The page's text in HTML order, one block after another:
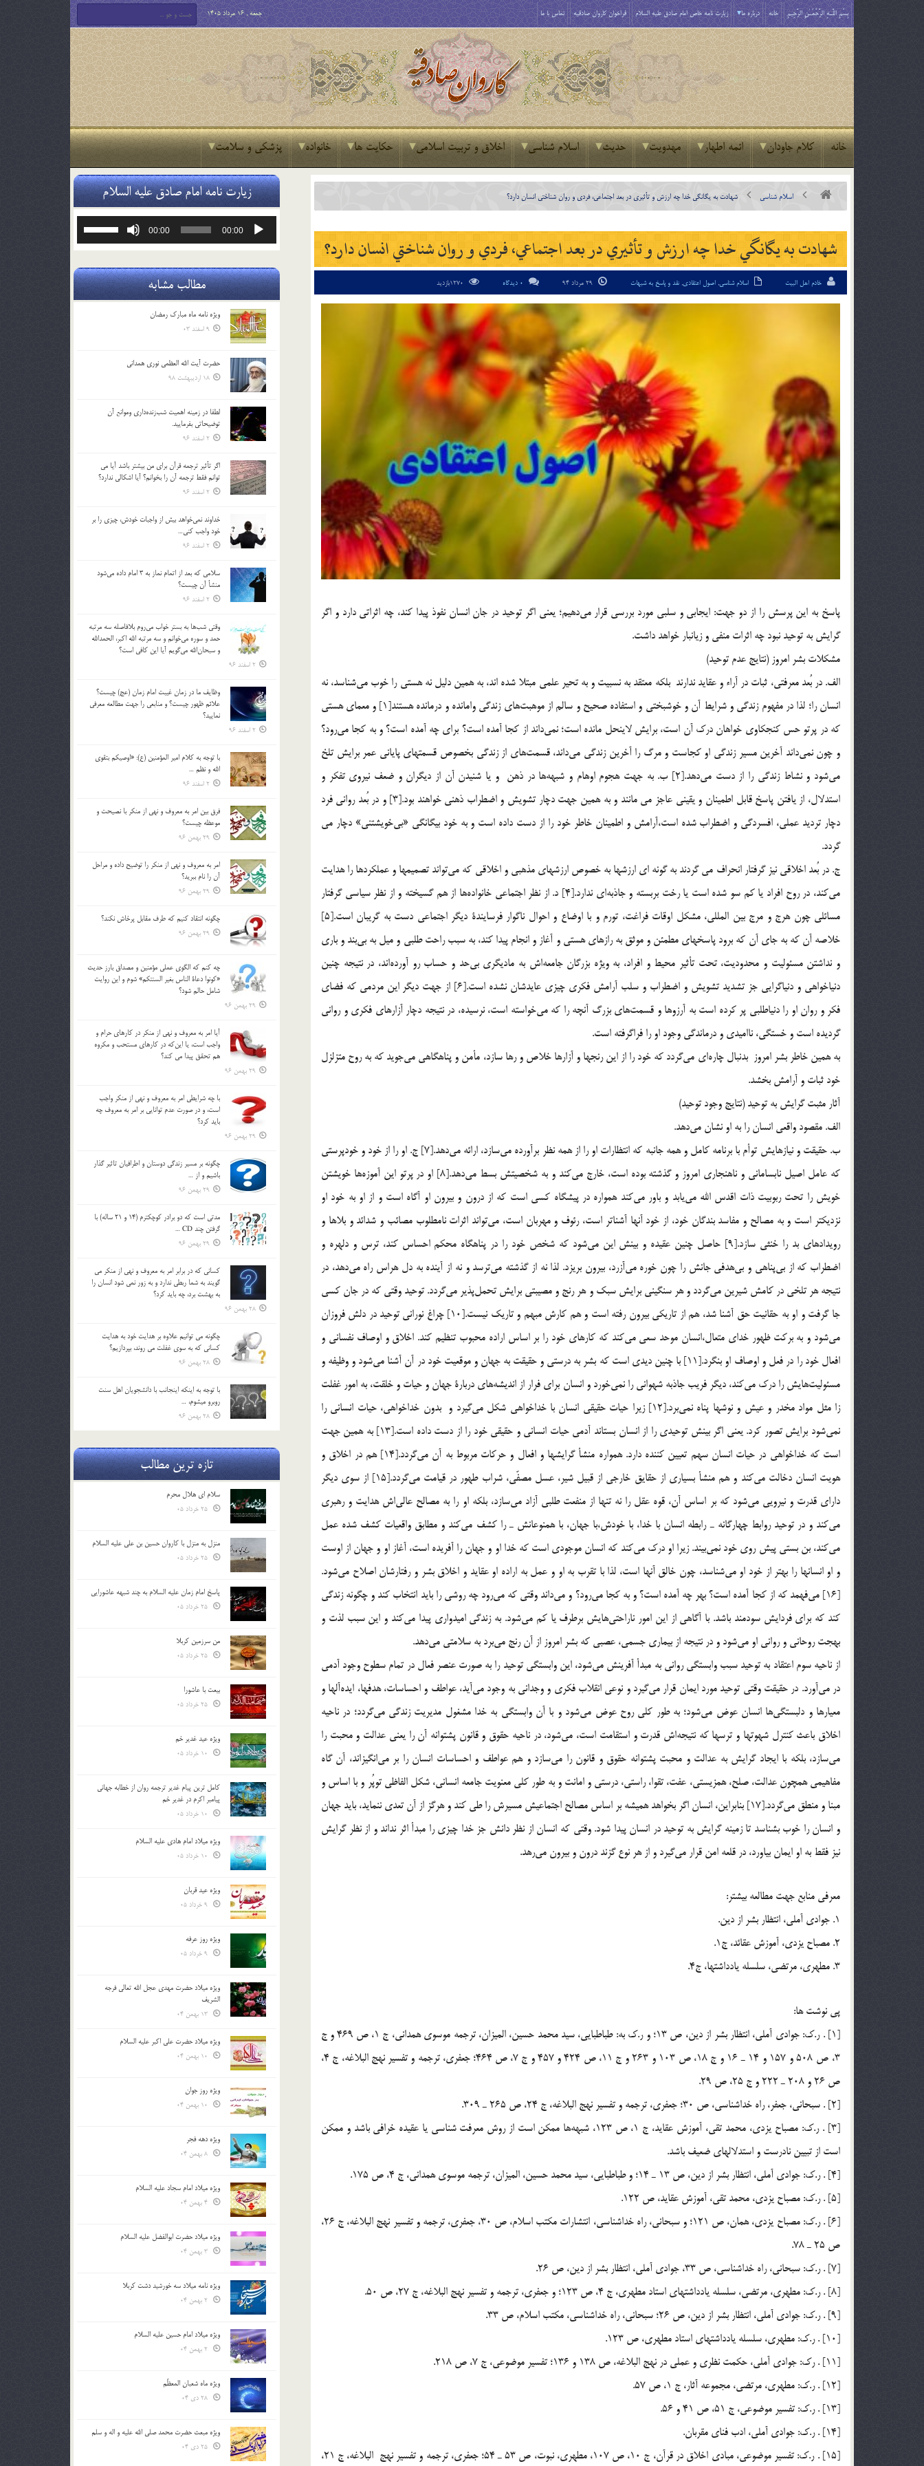
بِسْمِ اللَّـهِ الرَّحْمَـٰنِ الرَّحِيمِ خانه درباره ما زیارت نامه خاص امام صادق علیه السلام فراخوان کاروان صادقیه تماس با ما جمعه , 16 مرداد 1405
خانه کلام جاودان ائمه اطهار مهدویت حدیث اسلام شناسی اخلاق و تربیت اسلامی حکایت ها خانواده پزشکی و سلامت
اسلام شناسی شهادت به يگانگي خدا چه ارزش و تأثيري در بعد اجتماعي، فردي و روان شناختي انسان دارد؟
شهادت به يگانگي خدا چه ارزش و تأثيري در بعد اجتماعي، فردي و روان شناختي انسان دارد؟
خادم اهل البیت اسلام شناسی, اصول اعتقادی, نقد و پاسخ به شبهات 0 دیدگاه
پاسخ به اين پرسش را از دو جهت: ايجابي و سلبي مورد بررسي قرار مي‌دهيم؛ يعني اگر توحيد در جان انسان نفوذ پيدا كند، چه اثراتي دارد و اگر
گرايش به توحيد نبود چه اثرات منفي و زيانبار خواهد داشت.
مشكلات بشر امروز (نتايج عدم توحيد)
الف. در بُعد معرفتي، ثبات در آراء و عقايد ندارند بلکه معتقد به نسبيت و به تحير علمي مبتلا شده اند، به همين دليل نه هستي را خوب مي‌شناسد، نه
انسان را؛ لذا در مفهوم زندگي و شرايط آن و خوشبختي و استفاده صحيح و سالم از موهبت‌هاي زندگي وامانده و درمانده هستند[1] و معماي هستي
كه در پرتو حس كنجكاوي خواهان درك آن است، برايش لاينحل مانده است؛ نمي‌داند از كجا آمده است؟ براي چه آمده است؟ و به كجا مي‌رود؟
و چون نمي‌داند آخرين مسير زندگي او كجاست و مرگ را آخرين زندگي مي‌داند، قسمت‌هاي از زندگي بخصوص قسمتهاي پاياني عمر برايش تلخ
مي‌شود و نشاط زندگي را از دست مي‌دهد.[2] ب. به جهت هجوم اوهام و شبهه‌ها در ذهن و يا شنيدن آن از ديگران و ضعف نيروي تفكر و
استدلال، از يافتن پاسخ قابل اطمينان و يقيني عاجز می مانند و به همين جهت دچار تشويش و اضطراب ذهني خواهند بود.[3] و در بُعد رواني فرد
دچار ترديد عملي، افسردگي و اضطراب شده است،‌آرامش و اطمينان خاطر خود را از دست داده است و به خود بيگانگي «بي‌خويشتني» دچار می
گردد.
ج. در بُعد اخلاقي نيز گرفتار انحراف می گردند به گونه ای ارزشها به خصوص ارزشهاي مذهبي و اخلاقي كه مي‌تواند تصميمها و عملكردها را هدايت
مي‌كند، در روح افراد يا كم سو شده است يا رخت بربسته و جاذبه‌اي ندارد.[4] د. از نظر اجتماعي خانواده‌ها از هم گسيخته و از نظر سياسي گرفتار
مسائلي چون هرج و مرج بين المللي، مشكل اوقات فراغت، تورم و با اوضاع و احوال ناگوار فرسايندة ديگر اجتماعي دست به گريبان است.[5]
خلاصه آن كه به جاي آن كه برود پاسخهاي مطمئن و موثق به رازهاي هستي و آغاز و انجام پيدا كند، به سبب راحت طلبي و ميل به بي‌بند و باري
و نداشتن مسئوليت و محدوديت، تحت تأثير محيط و افراد، به ويژه بزرگان جامعه‌اش به ماديگري بي‌حد و حساب رو آورده‌اند، در نتيجه چنين
دنياخواهي و دنياگرايي جز تشديد تشويش و اضطراب و سلب آرامش فكري چيزي عايدشان نشده است.[6] از جهت ديگر اين مردمي كه فضاي
فكر و روان او را دنياطلبي پر كرده است به آرزوها و قسمت‌هاي بزرگ آنچه را كه مي‌خواسته است، نرسيده، در نتيجه دچار آزارهاي فكري و رواني
گرديده است و خستگي، نااميدي و درماندگي وجود او را فراگرفته است.
به همين خاطر بشر امروز بدنبال چاره‌اي مي‌گردد كه خود را از اين رنجها و آزارها خلاص و رها سازد، مأمن و پناهگاهي مي‌جويد كه به روح متزلزل
خود ثبات و آرامش بخشد.
آثار مثبت گرايش به توحيد (نتايج وجود توحيد)
الف. مقصود واقعي انسان را به او نشان مي‌دهد.
ب. حقيقت و نيازهايش توأم با برنامه كامل و همه جانبه كه انتظارات او را از همه نظر برآورده مي‌سازد، ارائه مي‌دهد.[7] ج. او را از خود و خودپرستي
كه عامل اصيل نابساماني و ناهنجاري امروز و گذشته بوده است، خارج مي‌كند و به شخصيتش بسط مي‌دهد.[8] او در پرتو اين آموزه‌ها خويشتن
خويش را تحت ربوبيت ذات اقدس الله مي‌يابد و باور مي‌كند همواره در پيشگاه كسي است كه از درون و بيرون او آگاه است و از او به خود او
نزديكتر است و به مصالح و مفاسد بندگان خود، از خود آنها آشناتر است، رئوف و مهربان است، مي‌تواند اثرات نامطلوب مصائب و شدائد و بلاها و
رويدادهاي بد را خنثي سازد.[9] حاصل چنين عقيده و بينش اين مي‌شود كه شخص خود را در پناهگاه محكم احساس كند، ترس و دلهره و
اضطراب كه از بي‌پناهي و بي‌هدفي جانش را چون خوره مي‌آزرد، بيرون بريزد. لذا نه از گذشته مي‌ترسد و نه از آينده به دل هراس راه مي‌دهد، در
نتيجه هر تلخي در كامش شيرين مي‌گردد و هر سنگيني برايش سبك و هر رنج و مصيبتي برايش تحمل‌پذير مي‌گردد. توحيد وقتي كه در جان كسي
جا گرفت و او به حقانيت حق آشنا شد، هم از تاريكي بيرون رفته است و هم كارش مبهم و تاريك نيست.[10] چراغ نوراني توحيد در دلش فروزان
مي‌شود و به بركت ظهور خداي متعال،انسان موحد سعي مي‌كند كه كارهاي خود را بر اساس اراده محبوب تنظيم كند. اخلاق و اوصاف نفساني و
افعال خود را در فعل و اوصاف او بنگرد.[11] با چنين ديدي است كه بشر به درستي و حقيقت به جهان و موقعيت خود در آن آشنا مي‌شود و وظيفه و
مسئوليت‌هايش را درك مي‌كند، ديگر فريب جاذبه شهواني را نمي‌خورد و انسان براي فرار از انديشه‌هاي دربارة جهان و حيات و خلقت، به امور غفلت
زا مثل مواد مخدر و عيش و نوشها پناه نمي‌برد.[12] زيرا حيات حقيقي انسان با خداخواهي شكل مي‌گيرد و بدون خداخواهي، حيات انساني را
نمي‌شود برايش تصور كرد. يعني اگر بينش توحيدي را از انسان بستاند آدمي حيات انساني و حقيقي خود را از دست داده است.[13] به همين جهت
است كه خداخواهي در حيات انسان سهم تعيين كننده دارد. همواره منشأ گرايشها و افعال و حركات مربوط به آن مي‌گردد.[14] هم در اخلاق و
هويت انسان دخالت مي‌كند و هم منشأ بسياري از حقايق خارجي از قبيل شير، عسل مصفّي، شراب طهور در قيامت مي‌گردد.[15] از سوي ديگر
داراي قدرت و نيرويي مي‌شود كه بر اساس آن، قوه عقل را نه تنها از منفعت طلبي آزاد مي‌سازد، بلكه او را به مصالح عالي‌اش هدايت و رهبري
مي‌كند و در توحيد روابط چهارگانه ـ رابطه انسان با خدا، با خودش،‌با جهان، با همنوعانش ـ را كشف مي‌كند و مطابق واقعيات كشف شده عمل
مي‌كند، بن بستي پيش روي خود نمي‌بيند. زيرا او درك مي‌كند كه انسان موجودي است كه خدا او و جهان را آفريده است، آغاز او و جهان از اوست
و او انسانها را بهتر از خود او مي‌شناسد، چون خالق آنها است، لذا با تقرب به او و عمل به اراده او عقايد و اخلاق بشر و رفتارشان اصلاح مي‌شود.
[16] مي‌فهمد كه از كجا آمده است؟ بهر چه آمده است؟ و به كجا مي‌رود؟ و مي‌داند وقتي كه مي‌رود چه روشي را بايد انتخاب كند و چگونه زندگي
كند كه براي فردايش سودمند باشد. با آگاهي از اين امور ناراحتي‌هايش برطرف يا كم مي‌شود. به زندگي اميدواري پيدا مي‌كند و اين سبب لذت و
بهجت روحاني و رواني او مي‌شود و در نتيجه از بيماري جسمي، عصبي كه بشر امروز از آن رنج مي‌برد به سلامتي مي‌دهد.
از ناحيه سوم اعتقاد به توحيد سبب وابستگي رواني به مبدأ آفرينش مي‌شود، اين وابستگي توحيد را به صورت عنصر فعال در تمام سطوح وجود آدمي
در مي‌آورد. در حقيقت وقتي توحيد مورد ايمان قرار مي‌گيرد و نوعي انقلاب فكري و وجداني به وجود مي‌آيد، عواطف و احساسات، هدفها، ايده‌آلها و
معيارها و دلبستگي‌ها انسان عوض مي‌شود؛ به طور كلي روح عوض مي‌شود و با آن وابستگي به خدا مشغول مديريت زندگي مي‌گردد؛ در ناحيه
اخلاق باعث كنترل شهوتها و ترسها كه نتيجه‌اش قدرت و استقامت است، مي‌شود، در ناحيه حقوق و قانون پشتوانه آن را يعني عدالت و محبت را
مي‌سازد، بلكه با ايجاد گرايش به عدالت و محبت پشتوانه حقوق و قانون را مي‌سازد و هم عواطف و احساسات انسان را بر مي‌انگيزاند، آن گاه
مفاهيمی همچون عدالت، صلح، همزيستي، عفت، تقوا، راستي، درستي و امانت و به طور كلي معنويت جامعه انساني، شکل الفاظي توپُر و با اساس و
مبنا و منطق مي‌گردد.[17] بنابراين، انسان اگر بخواهد هميشه بر اساس مصالح اجتماعيش مسيرش را طي كند و هرگز از آن تعدي ننمايد، باید جهان
و انسان را خوب بشناسد تا زمينه گرايش به توحيد در انسان پيدا شود. وقتي كه انسان از نظر دانش جز خدا چيزي را مبدأ اثر نداند و از نظر گرايش
نيز فقط به او ايمان بياورد، در قلعه امن قرار مي‌گيرد و از هر نوع گزند درون و بيرون مي‌رهد.
معرفي منابع جهت مطالعه بيشتر:
1. جوادي آملي، انتظار بشر از دين.
2. مصباح يزدي، آموزش عقائد، ج1.
3. مطهري، مرتضي، سلسله يادداشتها، ج4.
پي نوشت ها:
[1] . ر.ک: جوادي آملي، انتظار بشر از دين، ص 13؛ و ر.ك به: طباطبايي، سيد محمد حسين، الميزان، ترجمه موسوي همداني، ج 1، ص 469 و ج
3، ص 508 و 157 و 14 ـ 16 و ج 18، ص 103 و 263 و ج 11، ص 424 و 457 و ج 7، ص 464؛ جعفري، ترجمه و تفسير نهج البلاغه، ج 4،
ص 26 و 208 ـ 222 و ج 25، ص 29.
[2] . سبحاني، جعفر، راه خداشناسي، ص 30؛ جعفري، ترجمه و تفسير نهج البلاغه، ج 24، ص 265 ـ 309.
[3] . ر.ک: مصباح يزدي، محمد تقي، آموزش عقايد، ج 1، ص 123، شبهه‌ها ممكن است از روش معرفت شناسي يا عقيده خرافي باشد و ممكن
است از تبيين نادرست و استدلالهاي ضعيف باشد.
[4] . ر.ك: جوادي آملي، انتظار بشر از دين، ص 13 ـ 14؛ و طباطبايي، سيد محمد حسين، الميزان، ترجمه موسوي همداني، ج 4، ص 175.
[5] . ر.ك: مصباح يزدي، محمد تقي، آموزش عقايد، ص 122.
[6] . ر.ك: مصباح يزدي، همان، ص 121؛ و سبحاني، راه خداشناسي، انتشارات مكتب اسلام، ص 30، جعفري، ترجمه و تفسير نهج البلاغه، ج 26،
ص 25 ـ 78.
[7] . ر.ك: سبحاني، راه خداشناسي، ص 33، جوادي آملي، ‌انتظار بشر از دين، ص 26.
[8] . ر.ك: مطهري، مرتضي، سلسله يادداشتهاي استاد مطهري، ج 4، ص 123؛ و جعفري، ترجمه و تفسير نهج البلاغه، ج 27، ص 50.
[9] . ر.ك: جوادي آملي، انتظار بشر از دين، ص 26؛ سبحاني، راه خداشناسي، مكتب اسلام، ص 33.
[10] . ر.ك: مطهري، سلسله يادداشتهاي استاد مطهري، ص 123.
[11] . رك: جوادي آملي، حكمت نظري و عملي در نهج البلاغه، ص 138 و 136؛ تفسير موضوعي، ج 7، ص 218.
[12] . ر.ك: مطهري، مرتضي، مجموعه آثار، ج 1، ص 57.
[13] . ر.ك: تفسير موضوعي، ج 51، ص 41 و 56.
[14] . ر.ك: جوادي آملي، ادب فناي مقربان.
[15] . ر.ك: تفسير موضوعي، مبادي اخلاق در قرآن، ج 10، ص 107، مطهري، نبوت، ص 53 ـ 54؛ جعفري، ترجمه و تفسير نهج البلاغه، ج 21،
زیارت نامه امام صادق علیه السلام
پخش‌کننده
00:00
00:00
یا
صدا
کلیدهای
مطالب مشابه
ویژه نامه ماه مبارک رمضان
9 اسفند 03
حضرت آیت الله العظمی نوری همدانی
18 اردیبهشت 98
لطفا در زمينه اهميت شب‌زنده‌داري وموانع آن
توضيحاتي بفرماييد.
2 اسفند 96
اگر تأثير ترجمه قرآن براي من بيشتر باشد آيا مي
توانم فقط ترجمه آن را بخوانم؟ آيا اشكالي ندارد؟
2 اسفند 96
خداوند نمي‌خواهد بيش از واجبات خودش، چيزي را بر
خود واجب كني…
2 اسفند 96
سلامي كه بعد از اتمام نماز به 3 امام داده مي‌شود
منشأ آن چيست؟
2 اسفند 96
وقتي شب‌ها به بستر خواب مي‌روم بلافاصله سه مرتبه
حمد و سوره مي‌خوانم و سه مرتبه الله اكبر، الحمدالله
و سبحان‌الله مي‌گويم آيا اين كافي است؟
2 اسفند 96
وظايف ما در زمان غيبت امام زمان (عج) چيست؟
علائم ظهور چيست؟ و منابعي را جهت مطالعه معرفي
نماييد؟
2 اسفند 96
با توجه به كلام امير المؤمنين (ع): «اوصيكم بتقوي
الله و نظم …
2 اسفند 96
فرق بين امر به معروف و نهي از منكر با نصيحت و
موعظه چيست؟
29 بهمن 96
امر به معروف و نهي از منكر را توضيح داده و مراحل
آن را نام ببريد؟
29 بهمن 96
چگونه انتقاد كنيم كه طرف مقابل پرخاش نكند؟
29 بهمن 96
چه كنم كه الگوي عملي مؤمنين و مصداق بارز حديث
«كونوا دعاة الناس بغير السنتكم» شوم و اين روايت
شامل حالم شود؟
29 بهمن 96
آيا امر به معروف و نهي از منكر در كارهاي حرام و
واجب است، يا اين‌كه در كارهاي مستحب و مكروه
هم تحقق پيدا مي كند؟
29 بهمن 96
با چه شرايطي امر به معروف و نهي از منکر واجب
است، و در صورت عدم توانايي بر امر به معروف چه
بايد کرد؟
29 بهمن 96
چگونه بر مسير زندگي دوستان و اطرافيان تاثير گذار
باشيم و از …
29 بهمن 96
مدتي است كه دو برادر كوچكترم (14 و 21 ساله) با
گرفتن چند CD …
29 بهمن 96
كساني كه در برابر امر به معروف و نهي از منكر مي
گويند به شما ربطي ندارد و به زور نمي شود انسان را
به بهشت برد، چه بايد كرد؟
28 بهمن 96
چگونه مي توانيم علاوه بر هدايت خود به هدايت
كساني كه به سوي غفلت مي روند، بپردازيم؟
28 بهمن 96
با توجه به اينكه اينجانب با دانشجويان اهل سنت
روبرو مي‎شوم، …
28 بهمن 96
تازه ترین مطالب
سلام ای هلال محرم
منزل به منزل با کاروان حسین بن علی علیه السلام
پاسخ امام زمان علیه السلام به چند شبهه عاشورایی
من سرزمین کربلا
بیعت با عاشورا
ویژه عید غدیر خم
کامل ترین پیام غدیر ترجمه روان از خطابه جهانی
پیامبر اکرم در غدیر خم
ویژه میلاد امام هادی علیه السلام
ویژه عید قربان
ویژه روز عرفه
ویژه میلاد حضرت مهدی عجل الله تعالی فرجه
الشريف
ویژه میلاد حضرت علی اکبر علیه السلام
ویژه روز جوان
ویژه دهه فجر
ویژه میلاد امام سجاد علیه السلام
ویژه میلاد حضرت ابوالفضل علیه السلام
ویژه نامه میلاد سه خورشید دشت کربلا
ویژه میلاد امام حسین علیه السلام
ویژه ماه شعبان المعظّم
ویژه مبعث حضرت محمد صلی الله علیه و اله و سلم